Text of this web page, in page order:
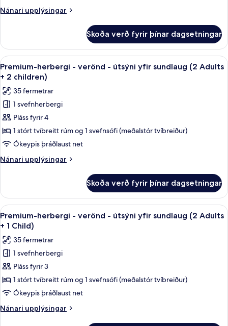
children)
-
sundlaug
(3
Adults)
Nánari upplýsingar
Nánari
herbergi
verönd
-
yfir
sundlaug
(3
Adults)
Skoða verð fyrir þínar dagsetningar
Skoða
allar
myndir
fyrir
Premium-
herbergi
-
verönd
-
útsýni
sundlaug
(2
Adults
+
2
children)
Míníbar, skrifborð, myrkratjöld/-
6
Premium-herbergi - verönd - útsýni yfir sundlaug (2 Adults
+ 2 children)
35 fermetrar
1 svefnherbergi
Pláss fyrir 4
1 stórt tvíbreitt rúm og 1 svefnsófi (meðalstór tvíbreiður)
Ókeypis þráðlaust net
Nánari upplýsingar
Nánari
herbergi
verönd
-
yfir
sundlaug
(2
Adults
+
children)
Skoða verð fyrir þínar dagsetningar
Skoða
allar
myndir
fyrir
Premium-
herbergi
-
verönd
-
útsýni
Míníbar, skrifborð, myrkratjöld/-
6
Premium-herbergi - verönd - útsýni yfir sundlaug (2 Adults
+ 1 Child)
35 fermetrar
1 svefnherbergi
Pláss fyrir 3
1 stórt tvíbreitt rúm og 1 svefnsófi (meðalstór tvíbreiður)
Ókeypis þráðlaust net
Nánari upplýsingar
Nánari